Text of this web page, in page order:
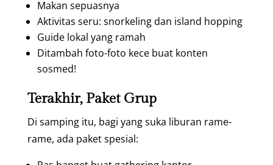
Makan sepuasnya
Aktivitas seru: snorkeling dan island hopping
Guide lokal yang ramah
Ditambah foto-foto kece buat konten
sosmed!
Terakhir, Paket Grup
Di samping itu, bagi yang suka liburan rame-
rame, ada paket spesial: